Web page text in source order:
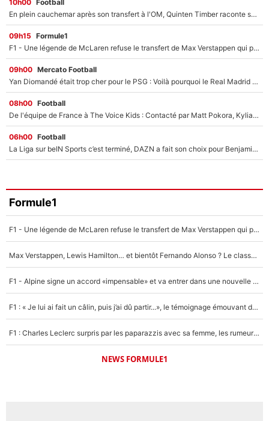
10h00
Football
En plein cauchemar après son transfert à l'OM, Quinten Timber raconte ses doutes après sa signature à Marseille
09h15 Formule1
F1 - Une légende de McLaren refuse le transfert de Max Verstappen qui pourrait «faire des vagues» et plomber l'ambiance dans l'équipe
09h00 Mercato Football
Yan Diomandé était trop cher pour le PSG : Voilà pourquoi le Real Madrid a accepté de payer la somme record de 140M€ pour boucler son transfert !
08h00 Football
De l'équipe de France à The Voice Kids : Contacté par Matt Pokora, Kylian Mbappé a accepté de jouer un rôle inédit sur TF1 !
06h00 Football
La Liga sur beIN Sports c’est terminé, DAZN a fait son choix pour Benjamin Da Silva et Omar Da Fonseca !
Formule1
F1 - Une légende de McLaren refuse le transfert de Max Verstappen qui pourrait «faire des vagues» et plomber l'ambiance dans l'équipe
Max Verstappen, Lewis Hamilton… et bientôt Fernando Alonso ? Le classement des pilotes les mieux payés en Formule 1 risque de changer !
F1 - Alpine signe un accord «impensable» et va entrer dans une nouvelle dimension : Grande nouvelle pour Pierre Gasly !
F1 : « Je lui ai fait un câlin, puis j’ai dû partir...», le témoignage émouvant de Max Verstappen sur sa fille
F1 : Charles Leclerc surpris par les paparazzis avec sa femme, les rumeurs étaient vraies !
NEWS FORMULE1